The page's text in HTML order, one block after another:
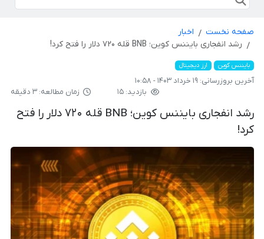
صفحه نخست
اخبار
رشد انفجاری بایننس کوین؛ BNB قله ۷۲۰ دلار را فتح کرد!
بایننس کوین ارز دیجیتال
آخرین بروزرسانی: ۱۹ خرداد ۱۴۰۳ - ۱۰:۵۸
بازدید: ۱۵
زمان مطالعه: ۳ دقیقه
رشد انفجاری بایننس کوین؛ BNB قله ۷۲۰ دلار را فتح
کرد!